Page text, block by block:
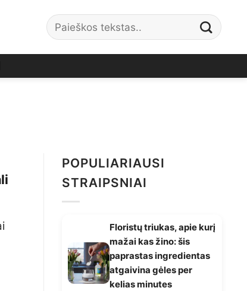
POPULIARIAUSI
STRAIPSNIAI
Floristų triukas, apie kurį
mažai kas žino: šis
paprastas ingredientas
atgaivina gėles per
kelias minutes